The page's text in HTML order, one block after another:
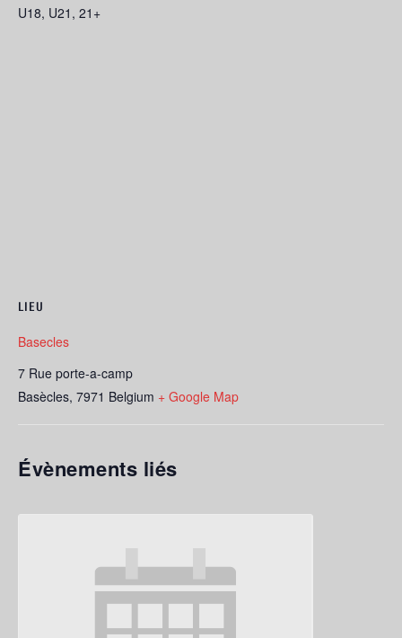
U18, U21, 21+
LIEU
Basecles
7 Rue porte-a-camp
Basècles, 7971 Belgium + Google Map
Évènements liés